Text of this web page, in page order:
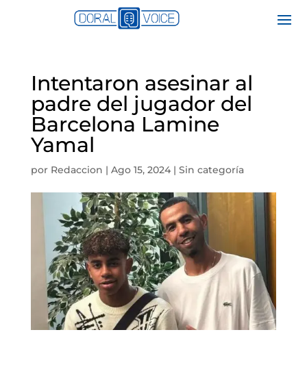
Intentaron asesinar al
padre del jugador del
Barcelona Lamine
Yamal
por Redaccion | Ago 15, 2024| Sin categoría